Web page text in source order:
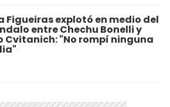
Figueiras explotó en medio del
entre Chechu Bonelli y
Cvitanich: "No rompí ninguna